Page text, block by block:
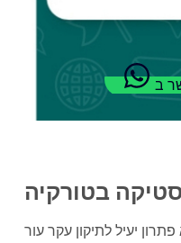
בטורקיה
יעיל לתיקון עקר עור